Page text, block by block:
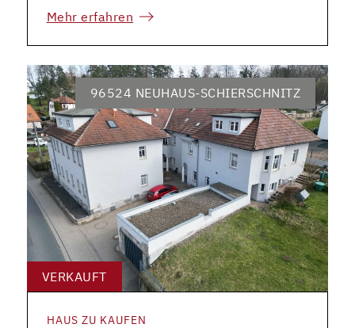
Mehr erfahren
VERKAUFT
96524 NEUHAUS-SCHIERSCHNITZ
HAUS ZU KAUFEN